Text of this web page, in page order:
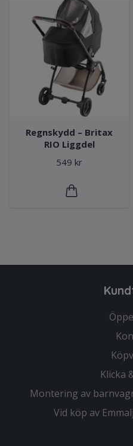
Regnskydd – Britax
RIO Liggdel
549 kr
Klicka
Montering av
Vid köp av